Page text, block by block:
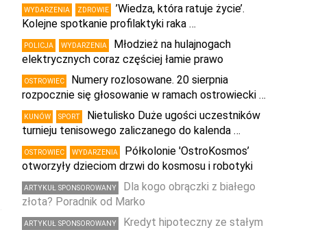
WYDARZENIA ZDROWIE
’Wiedza, która ratuje życie’.
Kolejne spotkanie profilaktyki raka …
POLICJA WYDARZENIA
Młodzież na hulajnogach
elektrycznych coraz częściej łamie prawo
OSTROWIEC
Numery rozlosowane. 20 sierpnia
rozpocznie się głosowanie w ramach ostrowiecki …
KUNÓW SPORT
Nietulisko Duże ugości uczestników
turnieju tenisowego zaliczanego do kalenda …
OSTROWIEC WYDARZENIA
Półkolonie 'OstroKosmos’
otworzyły dzieciom drzwi do kosmosu i robotyki
ARTYKUŁ SPONSOROWANY
Dla kogo obrączki z białego
złota? Poradnik od Marko
ARTYKUŁ SPONSOROWANY
Kredyt hipoteczny ze stałym